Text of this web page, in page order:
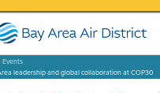
Events
leadership and global collaboration at COP30